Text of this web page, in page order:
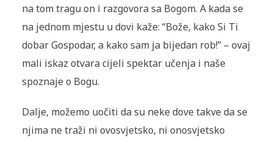
na tom tragu on i razgovora sa Bogom. A kada se
na jednom mjestu u dovi kaže: “Bože, kako Si Ti
dobar Gospodar, a kako sam ja bijedan rob!” – ovaj
mali iskaz otvara cijeli spektar učenja i naše
spoznaje o Bogu.
Dalje, možemo uočiti da su neke dove takve da se
njima ne traži ni ovosvjetsko, ni onosvjetsko